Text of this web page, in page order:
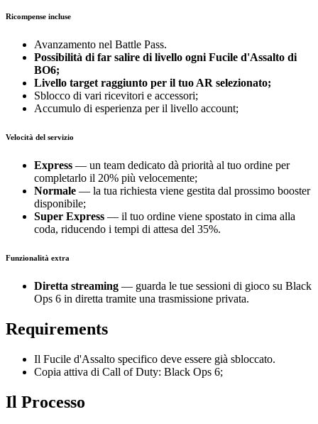
Ricompense incluse
Avanzamento nel Battle Pass.
Possibilità di far salire di livello ogni Fucile d'Assalto di
BO6;
Livello target raggiunto per il tuo AR selezionato;
Sblocco di vari ricevitori e accessori;
Accumulo di esperienza per il livello account;
Velocità del servizio
Express — un team dedicato dà priorità al tuo ordine per
completarlo il 20% più velocemente;
Normale — la tua richiesta viene gestita dal prossimo booster
disponibile;
Super Express — il tuo ordine viene spostato in cima alla
coda, riducendo i tempi di attesa del 35%.
Funzionalità extra
Diretta streaming — guarda le tue sessioni di gioco su Black
Ops 6 in diretta tramite una trasmissione privata.
Requirements
Il Fucile d'Assalto specifico deve essere già sbloccato.
Copia attiva di Call of Duty: Black Ops 6;
Il Processo